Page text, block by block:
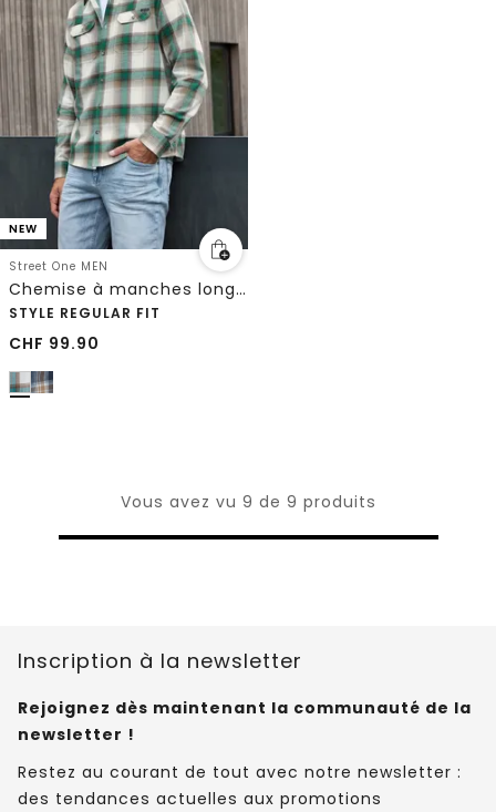
NEW
Street One MEN
Chemise à manches longues à carreaux avec poches poitrine
STYLE REGULAR FIT
CHF 99.90
Vous avez vu 9 de 9 produits
Inscription à la newsletter
Rejoignez dès maintenant la communauté de la
newsletter !
Restez au courant de tout avec notre newsletter :
des tendances actuelles aux promotions